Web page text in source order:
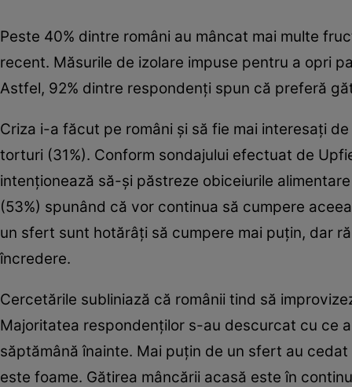
Peste 40% dintre români au mâncat mai multe
recent. Măsurile de izolare impuse pentru a opri
Astfel, 92% dintre respondenţi spun că preferă
Criza i-a făcut pe români şi să fie mai interesaţi
torturi (31%). Conform sondajului efectuat de
intenţionează să-şi păstreze obiceiurile
(53%) spunând că vor continua să cumpere
un sfert sunt hotărâţi să cumpere mai puţin, dar
încredere.
Cercetările subliniază că românii tind să
Majoritatea respondenţilor s-au descurcat cu ce
săptămână înainte. Mai puţin de un sfert au
este foame. Gătirea mâncării acasă este în